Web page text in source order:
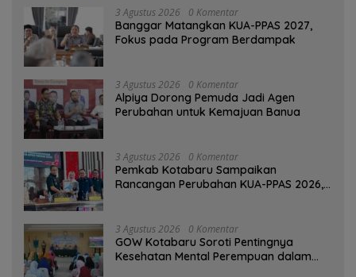
3 Agustus 2026 0 Komentar
‎Banggar Matangkan KUA-PPAS 2027,
Fokus pada Program Berdampak
3 Agustus 2026 0 Komentar
‎Alpiya Dorong Pemuda Jadi Agen
Perubahan untuk Kemajuan Banua ‎
3 Agustus 2026 0 Komentar
Pemkab Kotabaru Sampaikan
Rancangan Perubahan KUA-PPAS 2026,
3 Agustus 2026 0 Komentar
GOW Kotabaru Soroti Pentingnya
Kesehatan Mental Perempuan dalam